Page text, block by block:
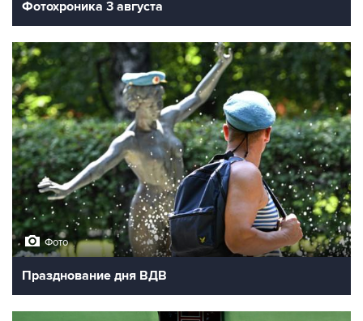
Фотохроника 3 августа
Фото
Празднование дня ВДВ